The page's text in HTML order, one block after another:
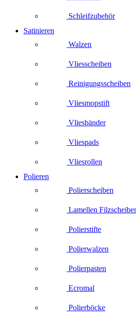
Schleifzubehör
Satinieren
Walzen
Vliesscheiben
Reinigungsscheiben
Vliesmopstift
Vliesbänder
Vliespads
Vliesrollen
Polieren
Polierscheiben
Lamellen
Polierstifte
Polierwalzen
Polierpasten
Ecromal
Polierböcke